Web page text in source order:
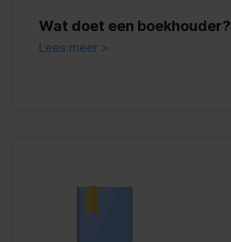
Wat doet een boekhouder?
Lees meer >